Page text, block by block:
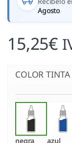
Agosto
15,25€
COLOR TINTA
negra azul